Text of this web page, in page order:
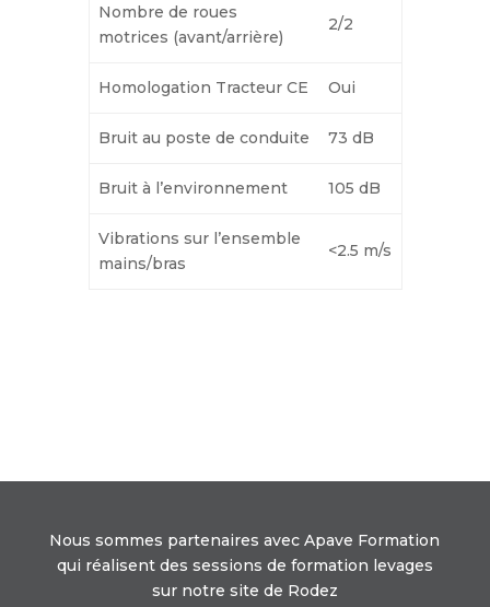
Nombre de roues
motrices (avant/arrière)
2/2
Homologation Tracteur CE Oui
Bruit au poste de conduite 73 dB
Bruit à l’environnement 105 dB
Vibrations sur l’ensemble
mains/bras
<2.5 m/s
Nous sommes partenaires avec Apave Formation
qui réalisent des sessions de formation levages
sur notre site de Rodez